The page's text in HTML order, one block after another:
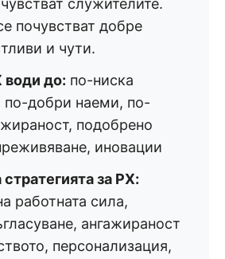
служителите.
почувстват добре
и чути.
води до: по-ниска
по-добри наеми, по-
подобрено
иновации
за PX:
работната сила,
ангажираност
персонализация,